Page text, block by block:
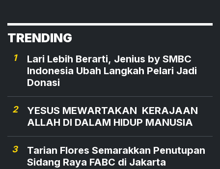
TRENDING
1
Lari Lebih Berarti, Jenius by SMBC
Indonesia Ubah Langkah Pelari Jadi
Donasi
2
YESUS MEWARTAKAN KERAJAAN
ALLAH DI DALAM HIDUP MANUSIA
3
Tarian Flores Semarakkan Penutupan
Sidang Raya FABC di Jakarta